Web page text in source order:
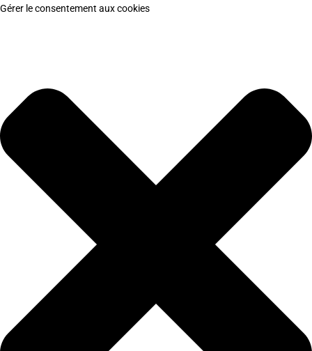
Gérer le consentement aux cookies